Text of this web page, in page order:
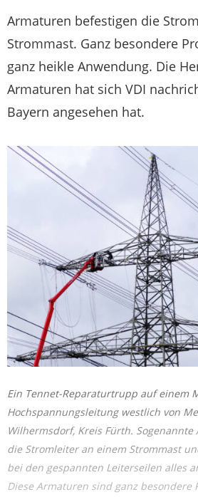
Armaturen befestigen die
Strommast. Ganz besondere
ganz heikle Anwendung. Die
Armaturen hat sich VDI
Bayern angesehen hat.
Ein Tennet-Reparaturtrupp auf einem
Hochspannungsleitung westlich von
Wilhermsdorf, Kreis Fürth.
die Stromleiter an einem Strommast
bei den gespannten Leiterseilen alles
Diese Armaturen sind ganz besondere